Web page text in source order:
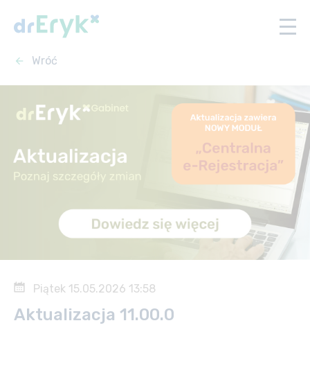
Wróć
Piątek 15.05.2026 13:58
Aktualizacja 11.00.0